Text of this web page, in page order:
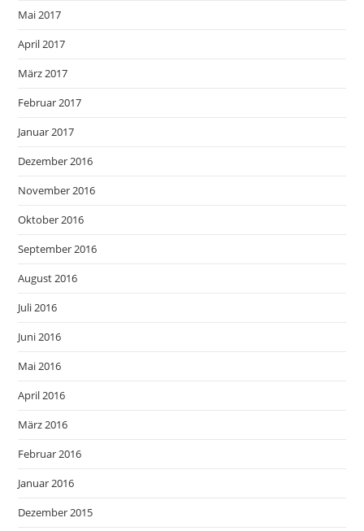
Mai 2017
April 2017
März 2017
Februar 2017
Januar 2017
Dezember 2016
November 2016
Oktober 2016
September 2016
August 2016
Juli 2016
Juni 2016
Mai 2016
April 2016
März 2016
Februar 2016
Januar 2016
Dezember 2015